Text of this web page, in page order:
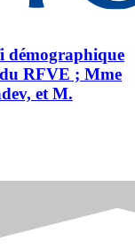
démographique
RFVE ; Mme
et M.